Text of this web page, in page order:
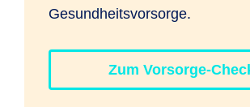
Gesundheitsvorsorge.
Zum Vorsorge-